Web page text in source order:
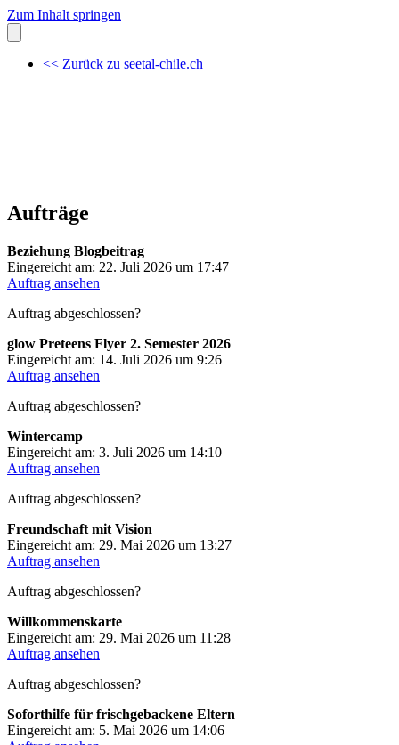
Zum Inhalt springen
<< Zurück zu seetal-chile.ch
Aufträge
Beziehung Blogbeitrag
Eingereicht am: 22. Juli 2026 um 17:47
Auftrag ansehen
Auftrag abgeschlossen?
glow Preteens Flyer 2. Semester 2026
Eingereicht am: 14. Juli 2026 um 9:26
Auftrag ansehen
Auftrag abgeschlossen?
Wintercamp
Eingereicht am: 3. Juli 2026 um 14:10
Auftrag ansehen
Auftrag abgeschlossen?
Freundschaft mit Vision
Eingereicht am: 29. Mai 2026 um 13:27
Auftrag ansehen
Auftrag abgeschlossen?
Willkommenskarte
Eingereicht am: 29. Mai 2026 um 11:28
Auftrag ansehen
Auftrag abgeschlossen?
Soforthilfe für frischgebackene Eltern
Eingereicht am: 5. Mai 2026 um 14:06